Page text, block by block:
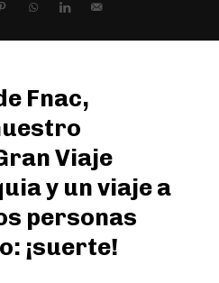
Fnac,
Viaje
y un viaje a
personas
¡suerte!